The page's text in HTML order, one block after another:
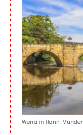
Werra in Hann. Münden